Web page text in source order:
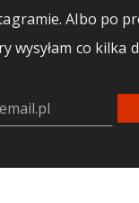
Albo po
wysyłam co kilka